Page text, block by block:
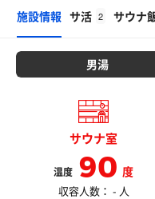
施設情報 サ活 2 サウナ
男湯
サウナ室
温度 90度
収容人数： - 人